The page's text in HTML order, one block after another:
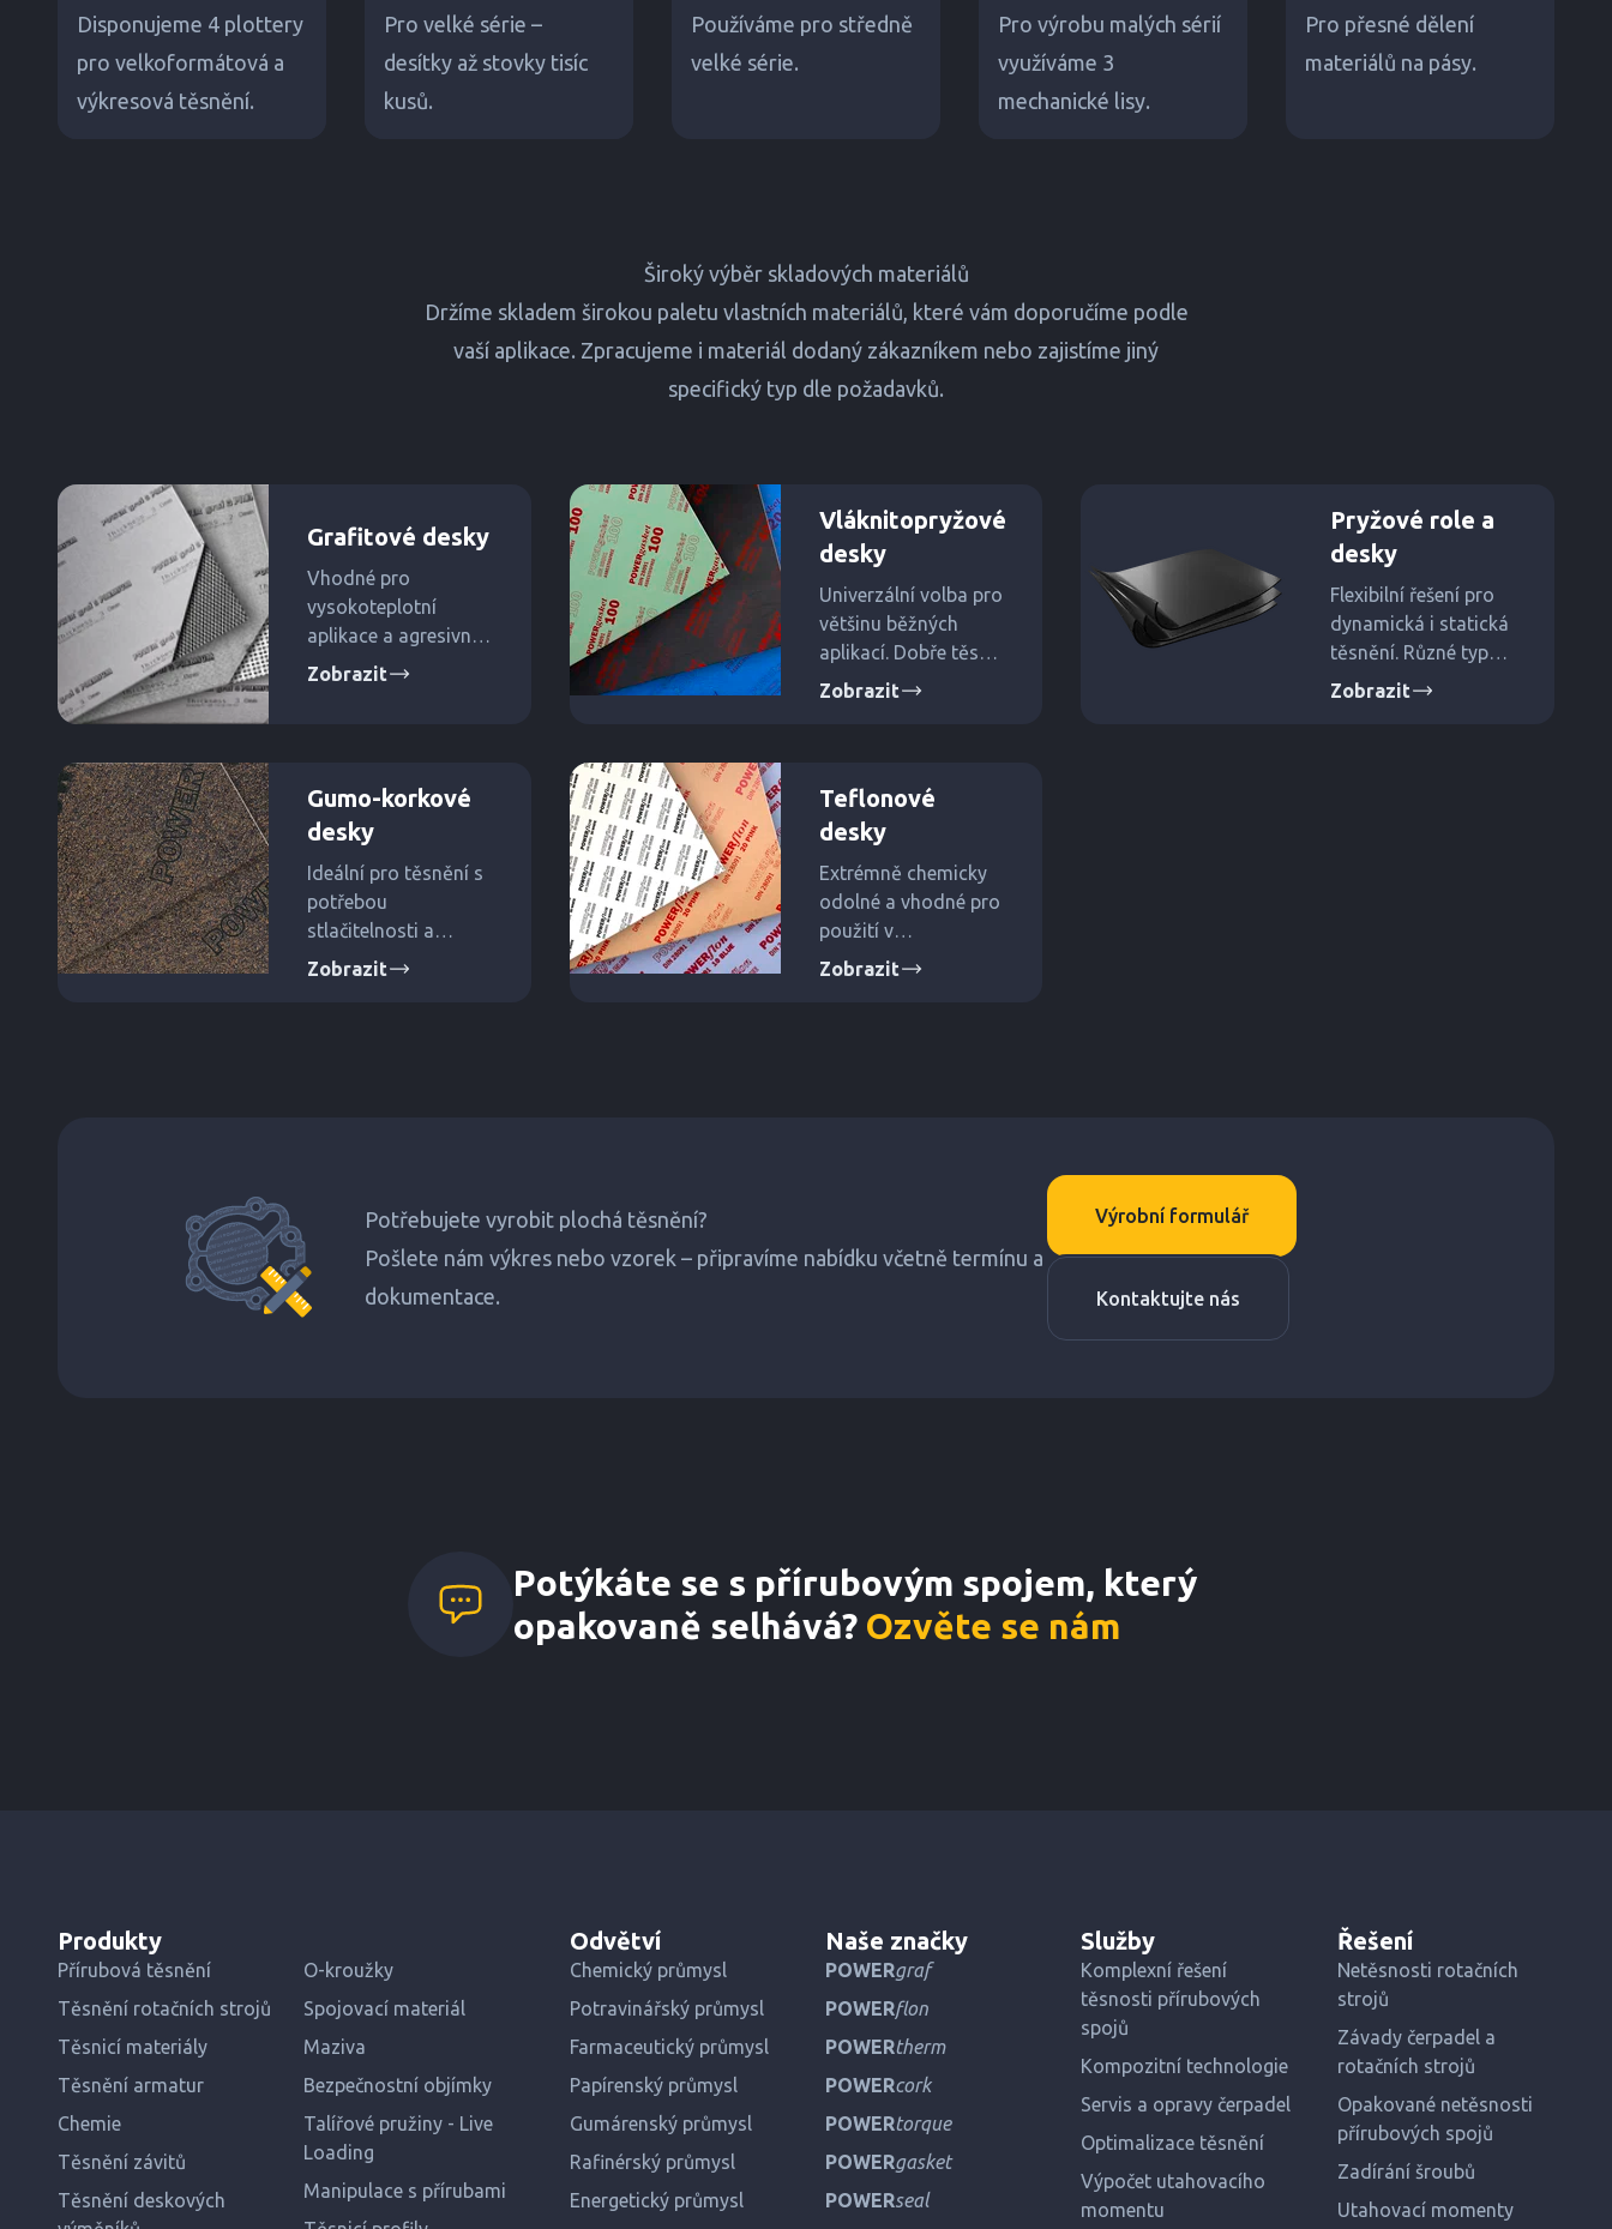
Disponujeme 4 plottery
pro velkoformátová a
výkresová těsnění.
Pro velké série –
desítky až stovky tisíc
kusů.
Používáme pro středně
velké série.
Pro výrobu malých sérií
využíváme 3
mechanické lisy.
Pro přesné dělení
materiálů na pásy.
Široký výběr skladových materiálů
Držíme skladem širokou paletu vlastních materiálů, které vám doporučíme podle
vaší aplikace. Zpracujeme i materiál dodaný zákazníkem nebo zajistíme jiný
specifický typ dle požadavků.
Grafitové desky
Vhodné pro
vysokoteplotní
aplikace a agresivní
média. Vynikající
Zobrazit
Vláknitopryžové
desky
Univerzální volba pro
většinu běžných
aplikací. Dobře těsní
kapaliny i plyny,
Zobrazit
Pryžové role a
desky
Flexibilní řešení pro
dynamická i statická
těsnění. Různé typy
pryží pro specifické
Zobrazit
Gumo-korkové
desky
Ideální pro těsnění s
potřebou
stlačitelnosti a
vibrací. Vhodné pro
Zobrazit
Teflonové
desky
Extrémně chemicky
odolné a vhodné pro
použití v
potravinářství a
Zobrazit
Potřebujete vyrobit plochá těsnění?
Pošlete nám výkres nebo vzorek – připravíme nabídku včetně termínu a
dokumentace.
Výrobní formulář
Kontaktujte nás
Potýkáte se s přírubovým spojem, který
opakovaně selhává? Ozvěte se nám
Produkty
Přírubová těsnění
Těsnění rotačních strojů
Těsnicí materiály
Těsnění armatur
Chemie
Těsnění závitů
Těsnění deskových
O-kroužky
Spojovací materiál
Maziva
Bezpečnostní objímky
Talířové pružiny - Live
Loading
Manipulace s přírubami
Odvětví
Chemický průmysl
Potravinářský průmysl
Farmaceutický průmysl
Papírenský průmysl
Gumárenský průmysl
Rafinérský průmysl
Energetický průmysl
Naše značky
POWERgraf
POWERflon
POWERtherm
POWERcork
POWERtorque
POWERgasket
POWERseal
Služby
Komplexní řešení
těsnosti přírubových
spojů
Kompozitní technologie
Servis a opravy čerpadel
Optimalizace těsnění
Výpočet utahovacího
momentu
Řešení
Netěsnosti rotačních
strojů
Závady čerpadel a
rotačních strojů
Opakované netěsnosti
přírubových spojů
Zadírání šroubů
Utahovací momenty